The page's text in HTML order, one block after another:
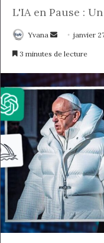
L'IA en Pause :
Yvana
o
y
e
r
u
n
c
o
u
r
r
i
janvier
3 minutes de lecture